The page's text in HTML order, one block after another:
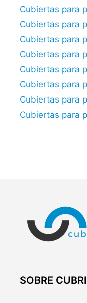
Cubiertas para
Cubiertas para
Cubiertas para
Cubiertas para
Cubiertas para
Cubiertas para
Cubiertas para
Cubiertas para
SOBRE